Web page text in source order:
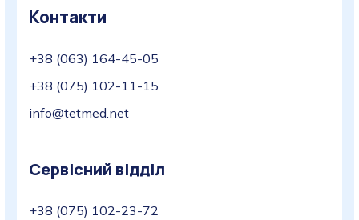
Контакти
+38 (063) 164-45-05
+38 (075) 102-11-15
info@tetmed.net
Сервісний відділ
+38 (075) 102-23-72